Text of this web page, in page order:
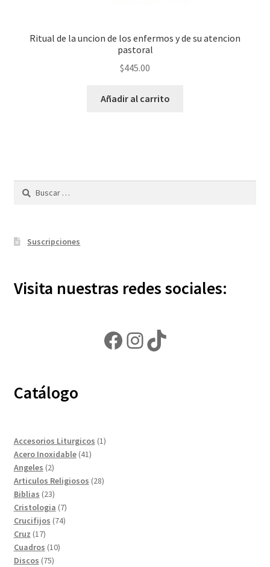
Ritual de la uncion de los enfermos y de su atencion
pastoral
$445.00
Añadir al carrito
Buscar:
Suscripciones
Visita nuestras redes sociales:
Facebook
Instagram
TikTok
Catálogo
Accesorios Liturgicos 11
Acero Inoxidable 4141
Angeles 22
productos
Articulos Religiosos 2828
Biblias 2323
productos
Cristologia 77
productos
Crucifijos 7474
Cruz 1717
productos
Cuadros 1010
Discos 7575